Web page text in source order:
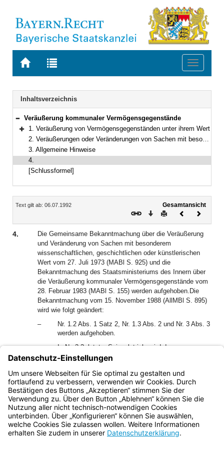
Zur
BAYERN.RECHT
Zur
letzten
Suche
Toggle
Navigation
Inhaltsverzeichnis
Bereich reduzieren
Veräußerung kommunaler Vermögensgegenstände
Bereich erweitern
1. Veräußerung von Vermögensgegenständen unter ihrem Wert
2. Veräußerungen oder Veränderungen von Sachen mit besonderem wissenschaftlichem, geschichtlichem oder künstlerischem Wert
3. Allgemeine Hinweise
4.
[Schlussformel]
Inhalt
Text gilt ab: 06.07.1992
Gesamtansicht
Download
DruckenVorheriges
4.
Die Gemeinsame Bekanntmachung über die Veräußerung
und Veränderung von Sachen mit besonderem
wissenschaftlichen, geschichtlichen oder künstlerischen
Wert vom 27. Juli 1973 (MABl S. 925) und die
Bekanntmachung des Staatsministeriums des Innern über
die Veräußerung kommunaler Vermögensgegenstände vom
28. Februar 1983 (MABl S. 155) werden aufgehoben.Die
Bekanntmachung vom 15. November 1988 (AllMBl S. 895)
wird wie folgt geändert:
–
Nr. 1.2 Abs. 1 Satz 2, Nr. 1.3 Abs. 2 und Nr. 3 Abs. 3
werden aufgehoben.
–
In Nr. 2.3, letzter Spiegelstrich, wird der
Klammerzusatz „(§ 1 Abs. 2 der Verordnung über die
Veräußerung kommunaler Vermögensgegenstände)“
gestrichen.
Bayern.de
BayernPortal